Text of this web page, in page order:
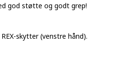
god støtte og godt grep!
skytter (venstre hånd).